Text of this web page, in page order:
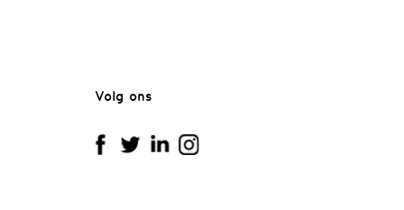
Volg ons